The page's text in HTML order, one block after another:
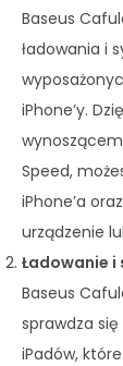
Baseus
ładowania i
iPhone’y.
Speed,
iPhone’a
urządzenie
Ładowanie i
Baseus
sprawdza
iPadów,